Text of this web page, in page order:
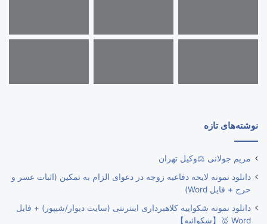
نوشته‌های تازه
مریم جولانی ⚖️وکیل تهران
دانلود نمونه لایحه دفاعیه زوجه در دعوای الزام به تمکین (اثبات عسر و
حرج + فایل Word)
دانلود نمونه شکواییه کلاهبرداری اینترنتی (سایت دیوار/شیپور) + فایل
Word 🥇【شکوائیه】